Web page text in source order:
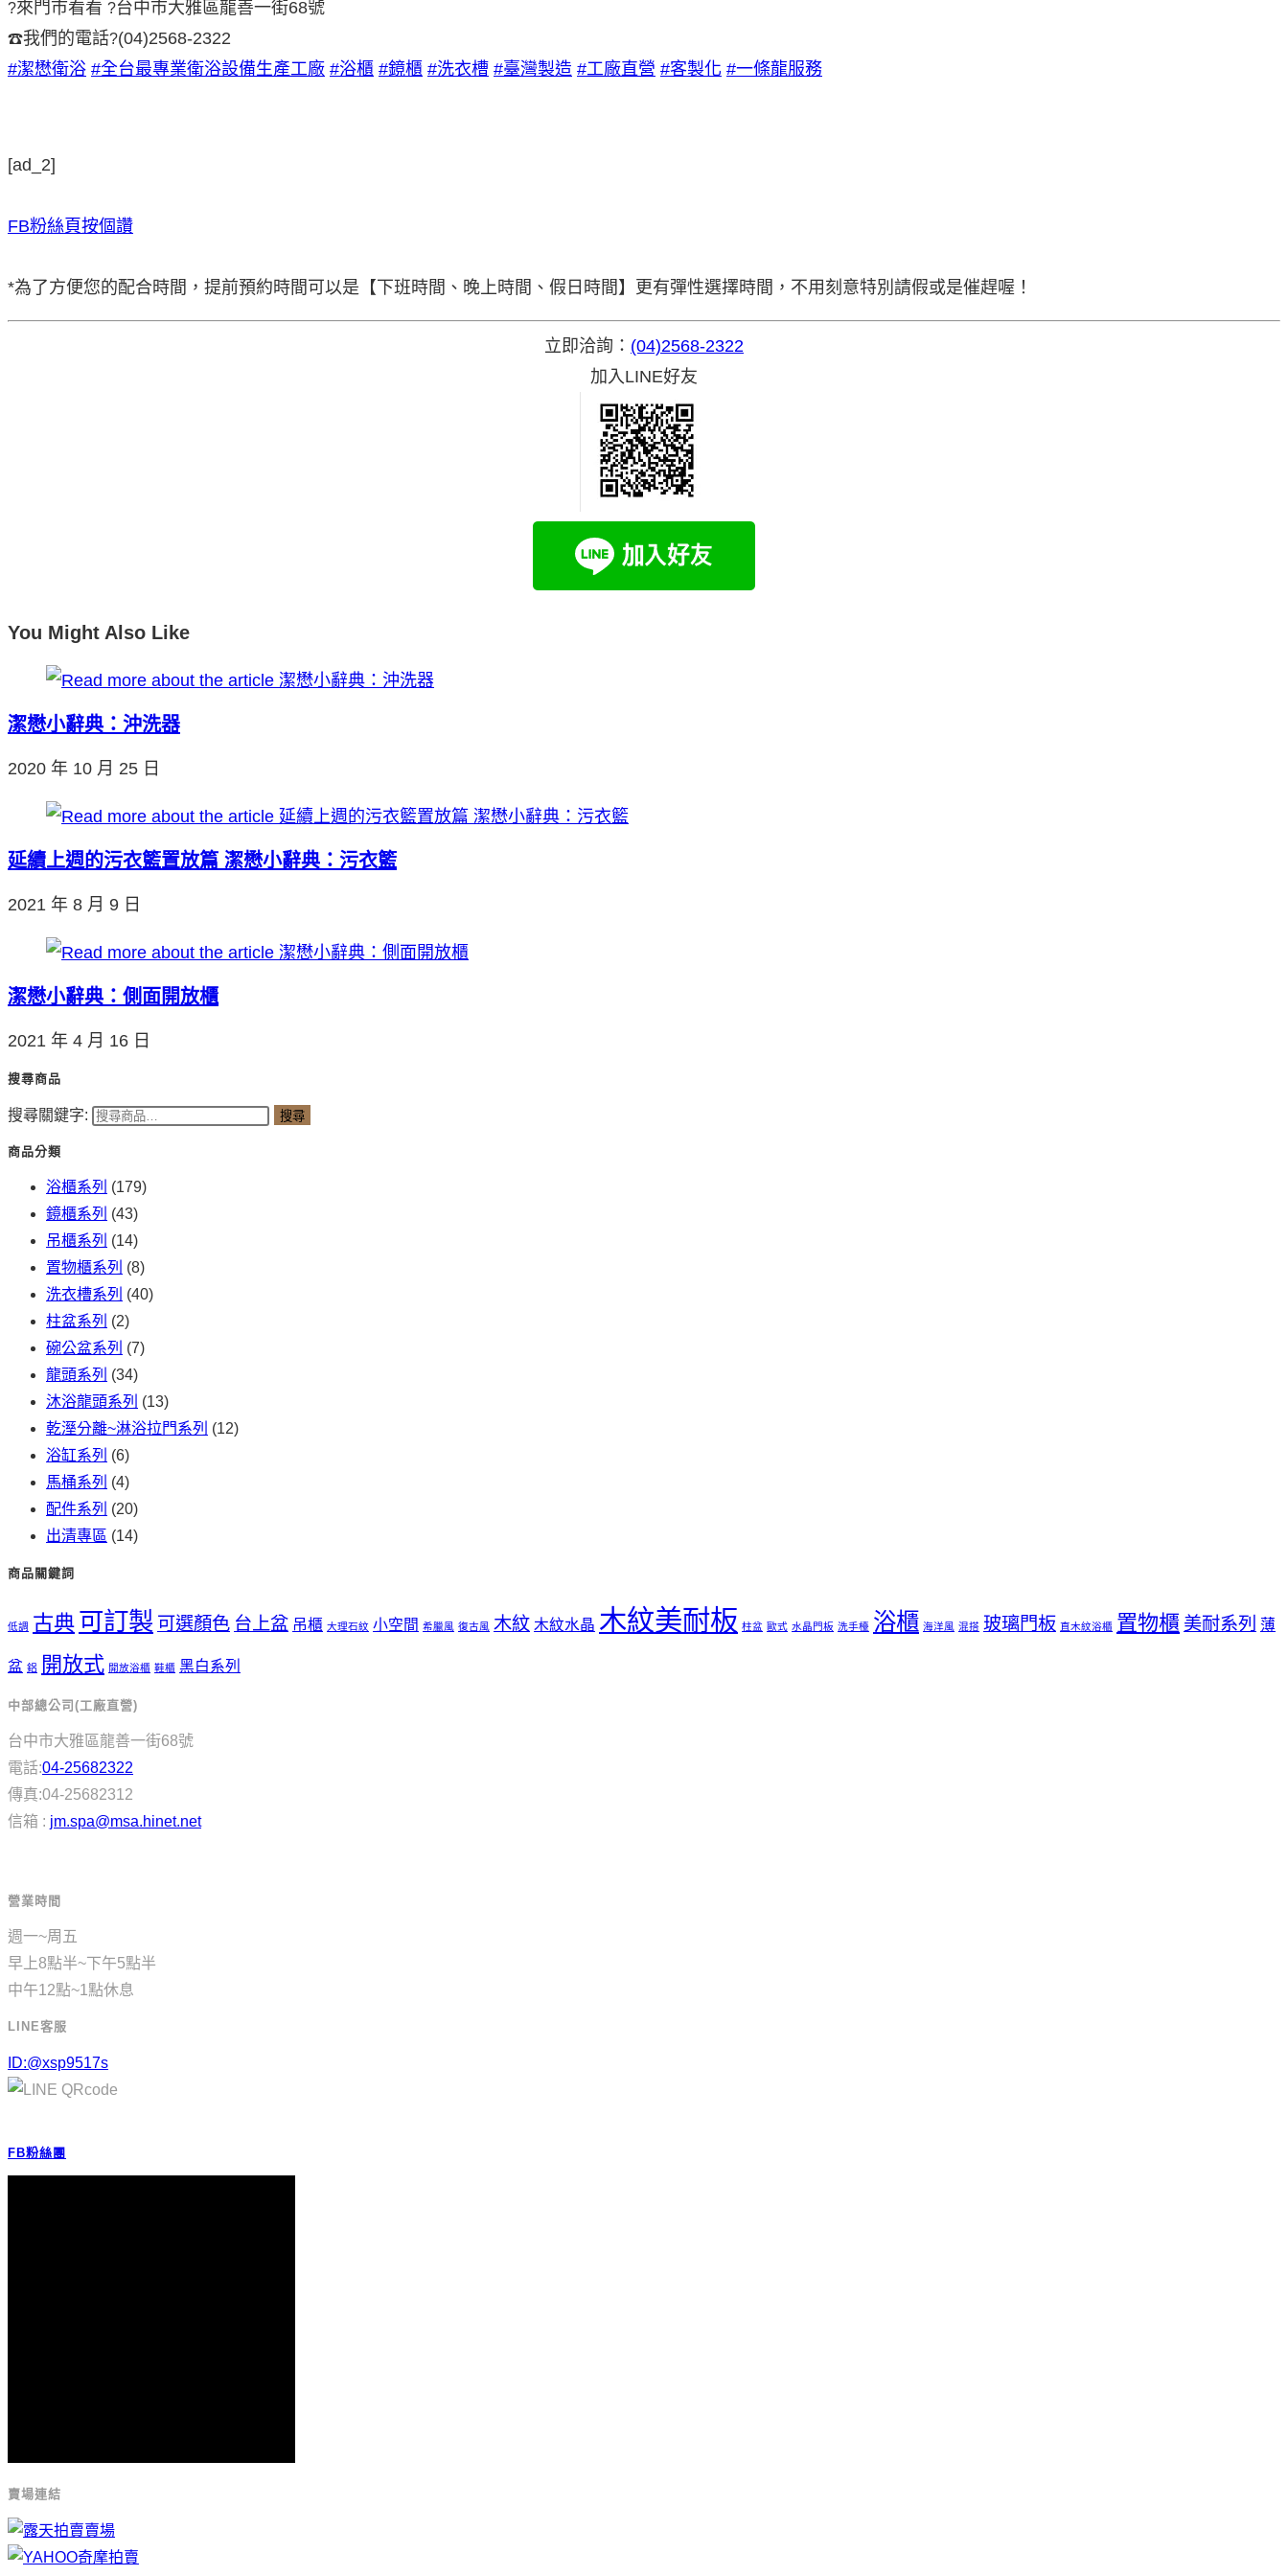
?來門市看看 ?台中市大雅區龍善一街68號
☎我們的電話?(04)2568-2322
#潔懋衛浴 #全台最專業衛浴設備生產工廠 #浴櫃 #鏡櫃 #洗衣槽 #臺灣製造 #工廠直營 #客製化 #一條龍服務
[ad_2]
FB粉絲頁按個讚
*為了方便您的配合時間，提前預約時間可以是【下班時間、晚上時間、假日時間】更有彈性選擇時間，不用刻意特別請假或是催趕喔！
立即洽詢： (04)2568-2322
加入LINE好友
You Might Also Like
潔懋小辭典：沖洗器
2020 年 10 月 25 日
延續上週的污衣籃置放篇 潔懋小辭典：污衣籃
2021 年 8 月 9 日
潔懋小辭典：側面開放櫃
2021 年 4 月 16 日
搜尋商品
搜尋關鍵字: 搜尋
商品分類
浴櫃系列 (179)
鏡櫃系列 (43)
吊櫃系列 (14)
置物櫃系列 (8)
洗衣槽系列 (40)
柱盆系列 (2)
碗公盆系列 (7)
龍頭系列 (34)
沐浴龍頭系列 (13)
乾溼分離~淋浴拉門系列 (12)
浴缸系列 (6)
馬桶系列 (4)
配件系列 (20)
出清專區 (14)
商品關鍵詞
低調 古典 可訂製 可選顏色 台上盆 吊櫃 大理石紋 小空間 希臘風 復古風 木紋 木紋水晶 木紋美耐板 柱盆 歐式 水晶門板 洗手檯 浴櫃 海洋風 混搭 玻璃門板 直木紋浴櫃 置物櫃 美耐系列 薄
盆 鋁 開放式 開放浴櫃 鞋櫃 黑白系列
中部總公司(工廠直營)
台中市大雅區龍善一街68號
電話:04-25682322
傳真:04-25682312
信箱 : jm.spa@msa.hinet.net
營業時間
週一~周五
早上8點半~下午5點半
中午12點~1點休息
LINE客服
ID:@xsp9517s
FB粉絲團
賣場連結